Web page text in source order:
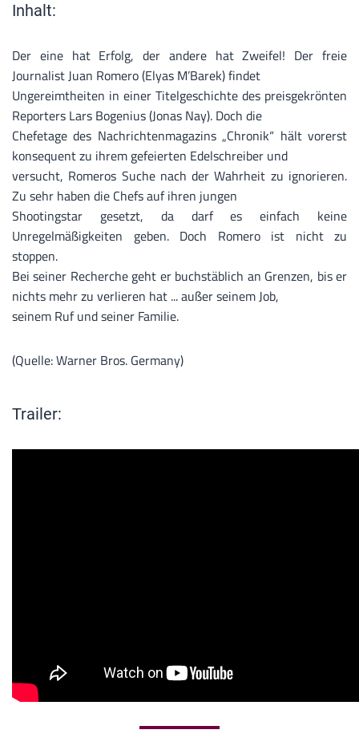
Inhalt:
Der eine hat Erfolg, der andere hat Zweifel! Der freie
Journalist Juan Romero (Elyas M’Barek) findet
Ungereimtheiten in einer Titelgeschichte des preisgekrönten
Reporters Lars Bogenius (Jonas Nay). Doch die
Chefetage des Nachrichtenmagazins „Chronik“ hält vorerst
konsequent zu ihrem gefeierten Edelschreiber und
versucht, Romeros Suche nach der Wahrheit zu ignorieren.
Zu sehr haben die Chefs auf ihren jungen
Shootingstar gesetzt, da darf es einfach keine
Unregelmäßigkeiten geben. Doch Romero ist nicht zu
stoppen.
Bei seiner Recherche geht er buchstäblich an Grenzen, bis er
nichts mehr zu verlieren hat ... außer seinem Job,
seinem Ruf und seiner Familie.
(Quelle: Warner Bros. Germany)
Trailer: